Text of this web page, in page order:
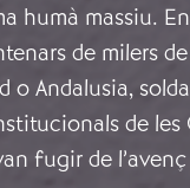
humà massiu.
de milers
o Andalusia,
de
fugir de